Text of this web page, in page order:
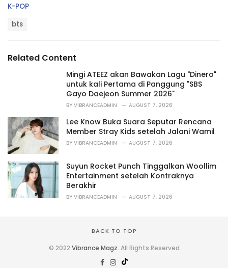
C
r
K-POP
:
bts
Related Content
Mingi ATEEZ akan Bawakan Lagu "Dinero"
untuk kali Pertama di Panggung "SBS
Gayo Daejeon Summer 2026"
BY VIBRANCEADMIN AUGUST 7, 2026
Lee Know Buka Suara Seputar Rencana
Member Stray Kids setelah Jalani Wamil
BY VIBRANCEADMIN AUGUST 7, 2026
Suyun Rocket Punch Tinggalkan Woollim
Entertainment setelah Kontraknya
Berakhir
BY VIBRANCEADMIN AUGUST 7, 2026
BACK TO TOP
© 2022 Vibrance Magz. All Rights Reserved